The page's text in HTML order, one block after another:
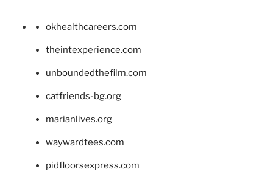
okhealthcareers.com
theintexperience.com
unboundedthefilm.com
catfriends-bg.org
marianlives.org
waywardtees.com
pidfloorsexpress.com